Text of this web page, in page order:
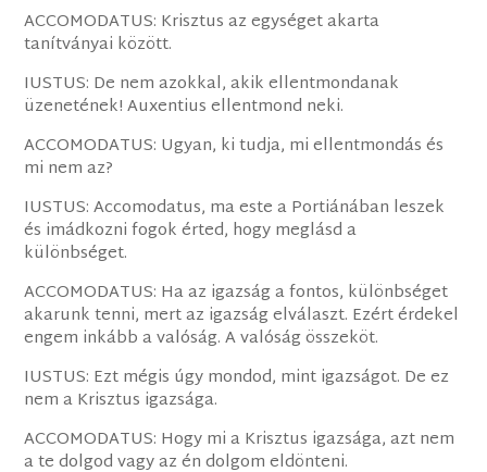
ACCOMODATUS: Krisztus az egységet akarta
tanítványai között.
IUSTUS: De nem azokkal, akik ellentmondanak
üzenetének! Auxentius ellentmond neki.
ACCOMODATUS: Ugyan, ki tudja, mi ellentmondás és
mi nem az?
IUSTUS: Accomodatus, ma este a Portiánában leszek
és imádkozni fogok érted, hogy meglásd a
különbséget.
ACCOMODATUS: Ha az igazság a fontos, különbséget
akarunk tenni, mert az igazság elválaszt. Ezért érdekel
engem inkább a valóság. A valóság összeköt.
IUSTUS: Ezt mégis úgy mondod, mint igazságot. De ez
nem a Krisztus igazsága.
ACCOMODATUS: Hogy mi a Krisztus igazsága, azt nem
a te dolgod vagy az én dolgom eldönteni.